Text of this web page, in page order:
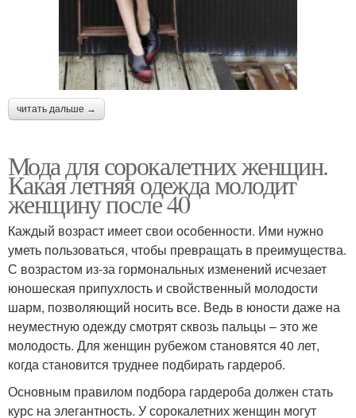
читать дальше →
Мода для сорокалетних женщин.
Какая летняя одежда молодит
женщину после 40
Каждый возраст имеет свои особенности. Ими нужно
уметь пользоваться, чтобы превращать в преимущества.
С возрастом из-за гормональных изменений исчезает
юношеская припухлость и свойственный молодости
шарм, позволяющий носить все. Ведь в юности даже на
неуместную одежду смотрят сквозь пальцы – это же
молодость. Для женщин рубежом становятся 40 лет,
когда становится труднее подбирать гардероб.
Основным правилом подбора гардероба должен стать
курс на элегантность. У сорокалетних женщин могут